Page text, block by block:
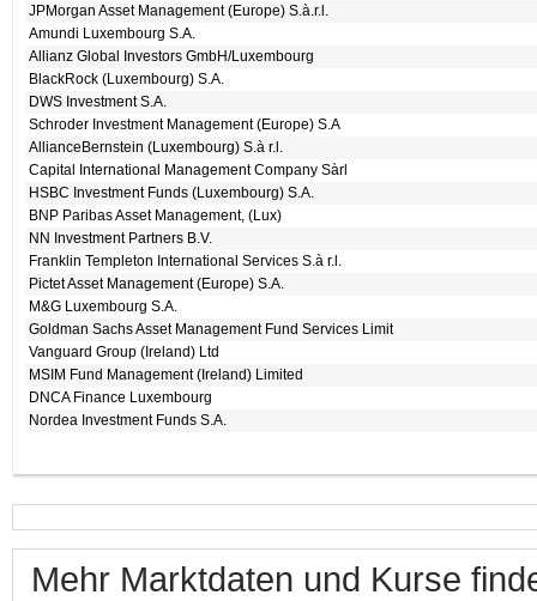
JPMorgan Asset Management (Europe) S.à.r.l.
Amundi Luxembourg S.A.
Allianz Global Investors GmbH/Luxembourg
BlackRock (Luxembourg) S.A.
DWS Investment S.A.
Schroder Investment Management (Europe) S.A
AllianceBernstein (Luxembourg) S.à r.l.
Capital International Management Company Sàrl
HSBC Investment Funds (Luxembourg) S.A.
BNP Paribas Asset Management, (Lux)
NN Investment Partners B.V.
Franklin Templeton International Services S.à r.l.
Pictet Asset Management (Europe) S.A.
M&G Luxembourg S.A.
Goldman Sachs Asset Management Fund Services Limit
Vanguard Group (Ireland) Ltd
MSIM Fund Management (Ireland) Limited
DNCA Finance Luxembourg
Nordea Investment Funds S.A.
Mehr Marktdaten und Kurse